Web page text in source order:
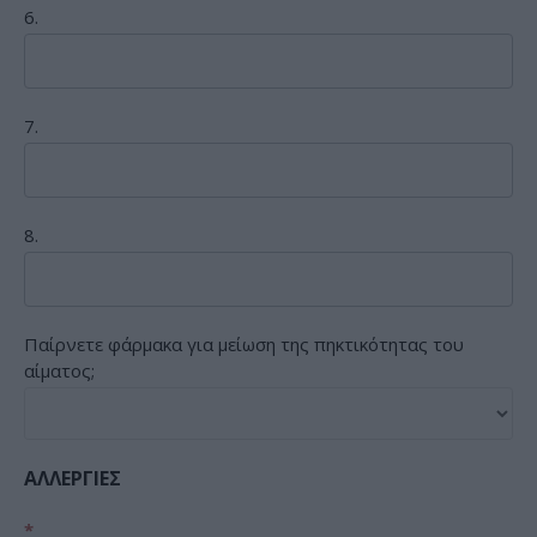
6.
7.
8.
Παίρνετε φάρμακα για μείωση της πηκτικότητας του
αίματος;
ΑΛΛΕΡΓΙΕΣ
*